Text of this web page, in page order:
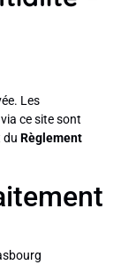
Les
ce site sont
du Règlement